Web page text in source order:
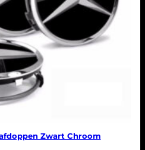
Zwart Chroom